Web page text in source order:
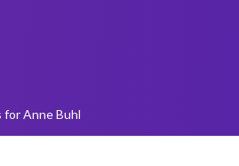
for Anne Buhl